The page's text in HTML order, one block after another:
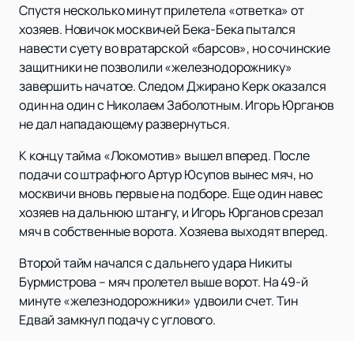
Спустя несколько минут прилетела «ответка» от
хозяев. Новичок москвичей Бека-Бека пытался
навести суету во вратарской «барсов», но сочинские
защитники не позволили «железнодорожнику»
завершить начатое. Следом Джирано Керк оказался
один на один с Николаем Заболотным. Игорь Юрганов
не дал нападающему развернуться.
К концу тайма «Локомотив» вышел вперед. После
подачи со штрафного Артур Юсупов вынес мяч, но
москвичи вновь первые на подборе. Еще один навес
хозяев на дальнюю штангу, и Игорь Юрганов срезал
мяч в собственные ворота. Хозяева выходят вперед.
Второй тайм начался с дальнего удара Никиты
Бурмистрова – мяч пролетел выше ворот. На 49-й
минуте «железнодорожники» удвоили счет. Тин
Едвай замкнул подачу с углового.